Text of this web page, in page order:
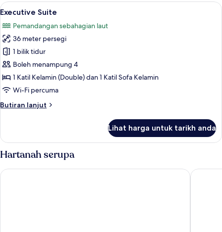
Lihat
semua
foto
untuk
Executive
Suite
Executive Suite | Bar mini, peti besi
11
Executive Suite
Pemandangan sebahagian laut
36 meter persegi
1 bilik tidur
Boleh menampung 4
1 Katil Kelamin (Double) dan 1 Katil Sofa Kelamin
Wi-Fi percuma
Butiran lanjut
Butiran
Suite
Lihat harga untuk tarikh anda
Hartanah serupa
Maistra Select Island Hotel Katarina Maistra